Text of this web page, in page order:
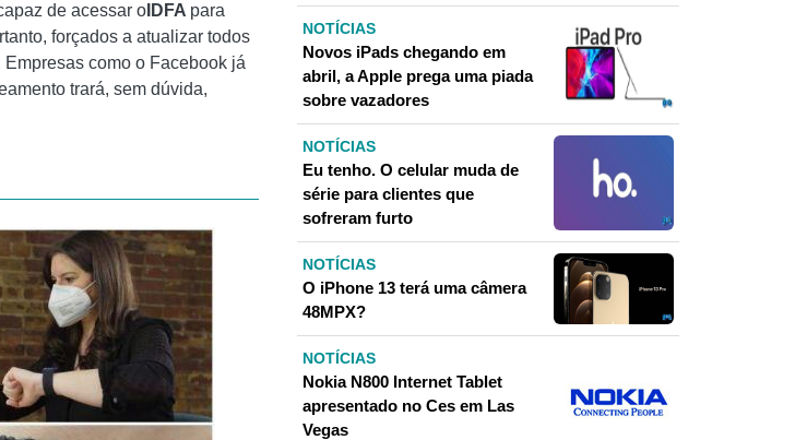
de acessar o IDFA para
forçados a atualizar todos
como o Facebook já
trará, sem dúvida,
NOTÍCIAS
Novos iPads chegando em
abril, a Apple prega uma piada
sobre vazadores
NOTÍCIAS
Eu tenho. O celular muda de
série para clientes que
sofreram furto
NOTÍCIAS
O iPhone 13 terá uma câmera
48MPX?
NOTÍCIAS
Nokia N800 Internet Tablet
apresentado no Ces em Las
Vegas